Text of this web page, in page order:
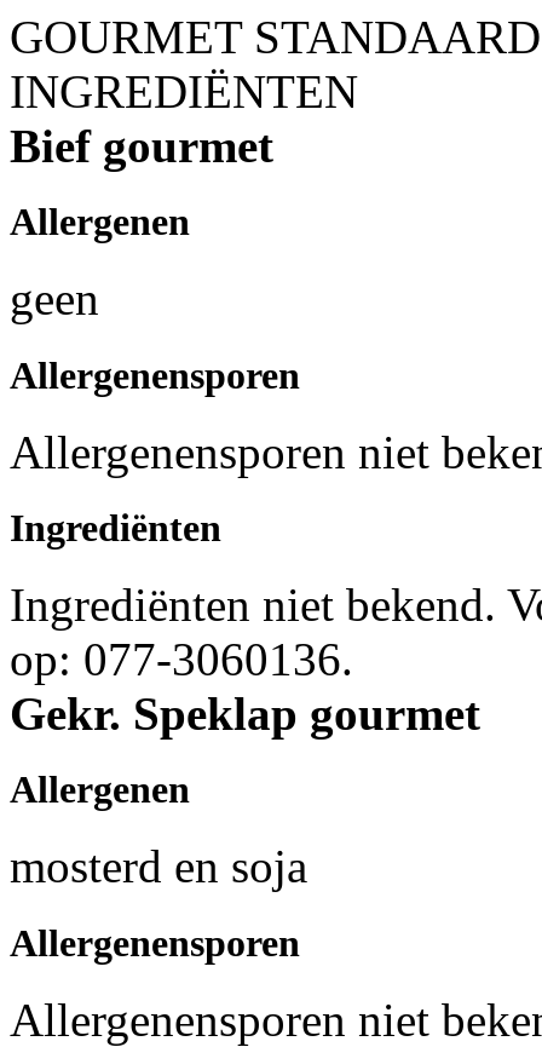
GOURMET STANDAARD
INGREDIËNTEN
Bief gourmet
Allergenen
geen
Allergenensporen
Allergenensporen niet
Ingrediënten
Ingrediënten niet bekend.
op: 077-3060136.
Gekr. Speklap gourmet
Allergenen
mosterd en soja
Allergenensporen
Allergenensporen niet